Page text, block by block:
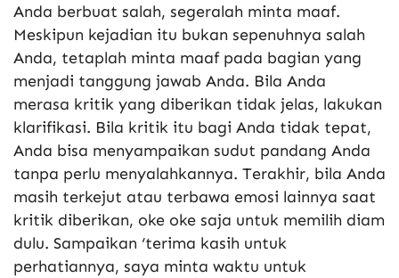
Anda berbuat salah, segeralah minta maaf.
Meskipun kejadian itu bukan sepenuhnya salah
Anda, tetaplah minta maaf pada bagian yang
menjadi tanggung jawab Anda. Bila Anda
merasa kritik yang diberikan tidak jelas, lakukan
klarifikasi. Bila kritik itu bagi Anda tidak tepat,
Anda bisa menyampaikan sudut pandang Anda
tanpa perlu menyalahkannya. Terakhir, bila Anda
masih terkejut atau terbawa emosi lainnya saat
kritik diberikan, oke oke saja untuk memilih diam
dulu. Sampaikan ‘terima kasih untuk
perhatiannya, saya minta waktu untuk